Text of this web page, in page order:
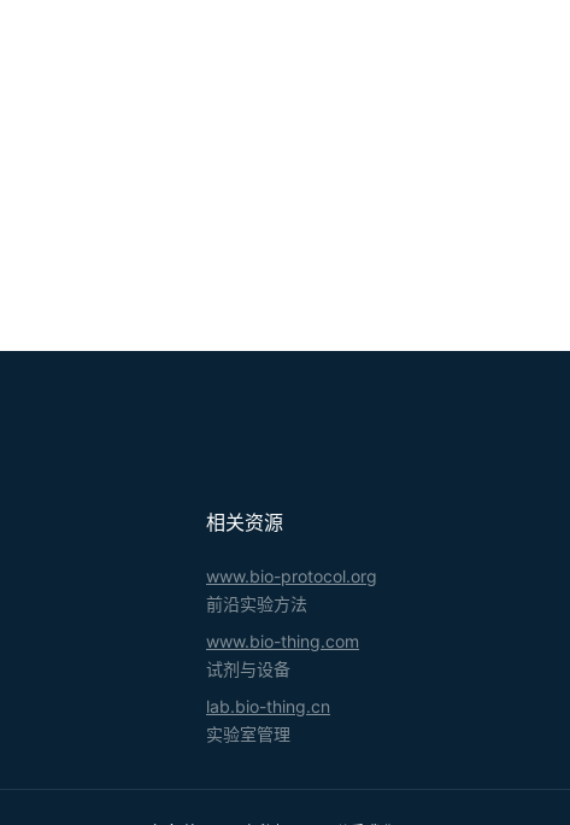
相关资源
www.bio-protocol.org
前沿实验方法
www.bio-thing.com
试剂与设备
lab.bio-thing.cn
实验室管理